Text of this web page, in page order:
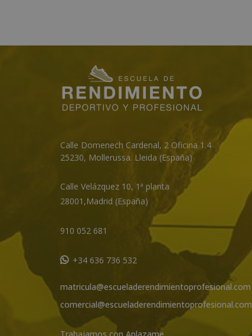
Calle Domenech Cardenal, 2 Oficina 1.4
25230, Mollerussa. Lleida (España)
Calle Velázquez 10, 1ª planta
28001,Madrid (España)
910 052 681
+34 636 736 532
matricula@escueladerendimientoprofesional.com
comercial@escueladerendimientoprofesional.com